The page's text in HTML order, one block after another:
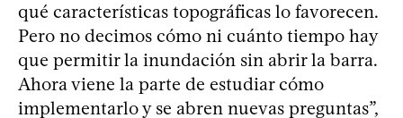
qué características topográficas lo favorecen.
Pero no decimos cómo ni cuánto tiempo hay
que permitir la inundación sin abrir la barra.
Ahora viene la parte de estudiar cómo
implementarlo y se abren nuevas preguntas”,